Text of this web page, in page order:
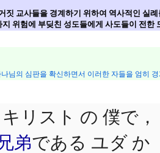
짓 교사들을 경계하기 위하여 역사적인 실
위험에 부딪친 성도들에게 사도들이 전한
님의 심판을 확신하면서 이러한 자들을 엄히
キリスト の 僕で
兄弟である ユダ か